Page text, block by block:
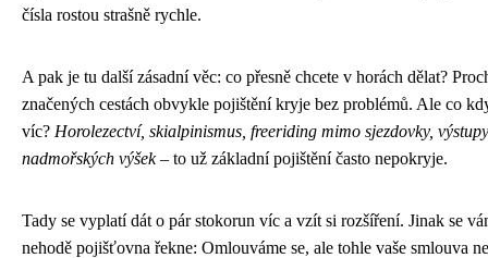
čísla rostou strašně rychle.
A pak je tu další zásadní věc: co přesně chcete v horách dělat?
značených cestách obvykle pojištění kryje bez problémů. Ale co
víc? Horolezectví, skialpinismus, freeriding mimo sjezdovky,
nadmořských výšek– to už základní pojištění často nepokryje.
Tady se vyplatí dát o pár stokorun víc a vzít si rozšíření. Jinak se
nehodě pojišťovna řekne: Omlouváme se, ale tohle vaše smlouva